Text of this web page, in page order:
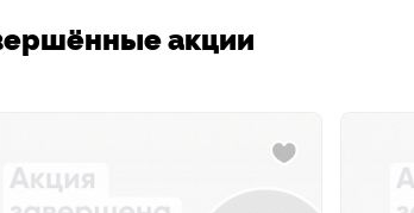
акции